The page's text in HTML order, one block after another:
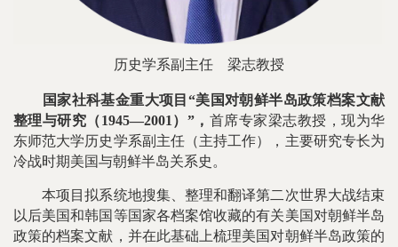
历史学系副主任 梁志教授
国家社科基金重大项目“美国对朝鲜半岛政策档案文献
整理与研究（1945—2001）”， 首席专家梁志教授，现为华
东师范大学历史学系副主任（主持工作），主要研究专长为
冷战时期美国与朝鲜半岛关系史。
本项目拟系统地搜集、整理和翻译第二次世界大战结束
以后美国和韩国等国家各档案馆收藏的有关美国对朝鲜半岛
政策的档案文献，并在此基础上梳理美国对朝鲜半岛政策的